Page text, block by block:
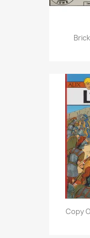
Copy